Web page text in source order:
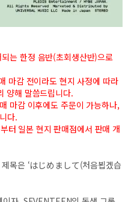
는 한정 음반(초회생산반)으로
마감 전이라도 현지 사정에 따라
양해 말씀드립니다.
마감 이후에도 주문이 가능하나,
다.
터 일본 현지 판매점에서 판매 개
목은 ‘はじめまして(처음뵙겠습